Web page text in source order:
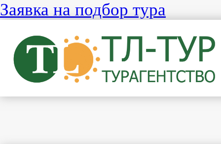
Заявка на подбор тура